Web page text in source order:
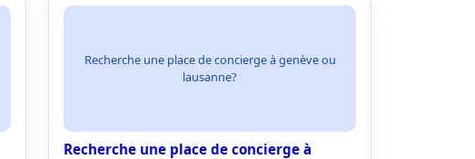
Recherche une place de concierge à genève ou
lausanne?
Recherche une place de concierge à